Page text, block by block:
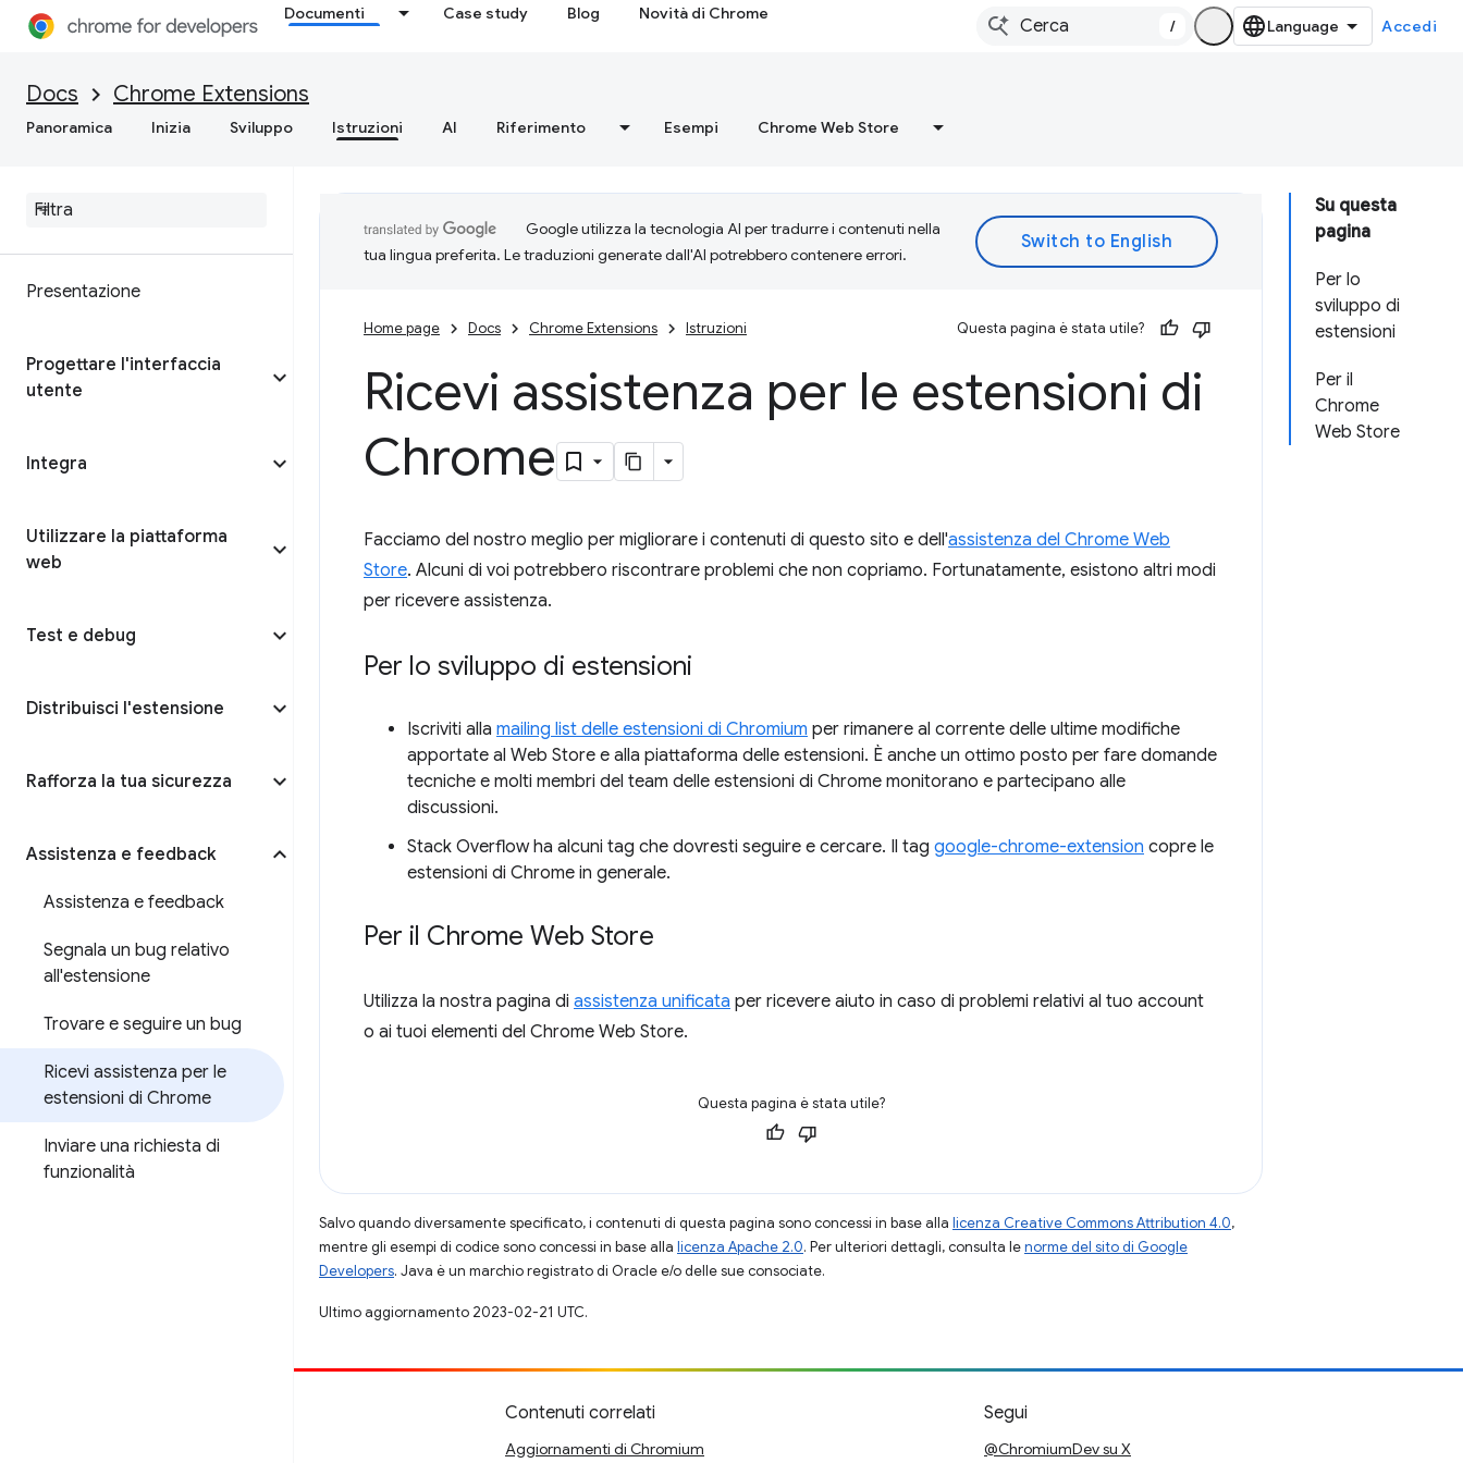
Documenti Case study Blog Novità di Chrome
/ Accedi
Docs Chrome Extensions
Panoramica Inizia Sviluppo Istruzioni AI Riferimento Esempi Chrome Web Store
Presentazione
Progettare l'interfaccia
utente
Integra
Utilizzare la piattaforma
web
Test e debug
Distribuisci l'estensione
Rafforza la tua sicurezza
Assistenza e feedback
Assistenza e feedback
Segnala un bug relativo
all'estensione
Trovare e seguire un bug
Ricevi assistenza per le
estensioni di Chrome
Inviare una richiesta di
funzionalità
Su questa
pagina
Per lo
sviluppo di
estensioni
Per il
Chrome
Web Store
Google utilizza la tecnologia AI per tradurre i contenuti nella
tua lingua preferita. Le traduzioni generate dall'AI potrebbero contenere errori.
Home page Docs Chrome Extensions Istruzioni Questa pagina è stata utile?
Ricevi assistenza per le estensioni di
Chrome
Facciamo del nostro meglio per migliorare i contenuti di questo sito e dell'assistenza del Chrome Web
Store. Alcuni di voi potrebbero riscontrare problemi che non copriamo. Fortunatamente, esistono altri modi
per ricevere assistenza.
Per lo sviluppo di estensioni
Iscriviti alla mailing list delle estensioni di Chromium per rimanere al corrente delle ultime modifiche
apportate al Web Store e alla piattaforma delle estensioni. È anche un ottimo posto per fare domande
tecniche e molti membri del team delle estensioni di Chrome monitorano e partecipano alle
discussioni.
Stack Overflow ha alcuni tag che dovresti seguire e cercare. Il tag google-chrome-extension copre le
estensioni di Chrome in generale.
Per il Chrome Web Store
Utilizza la nostra pagina di assistenza unificata per ricevere aiuto in caso di problemi relativi al tuo account
o ai tuoi elementi del Chrome Web Store.
Questa pagina è stata utile?
Salvo quando diversamente specificato, i contenuti di questa pagina sono concessi in base alla licenza Creative Commons Attribution 4.0,
mentre gli esempi di codice sono concessi in base alla licenza Apache 2.0. Per ulteriori dettagli, consulta lenorme del sito di Google
Developers. Java è un marchio registrato di Oracle e/o delle sue consociate.
Ultimo aggiornamento 2023-02-21 UTC.
Contenuti correlati
Aggiornamenti di Chromium
Segui
@ChromiumDev su X